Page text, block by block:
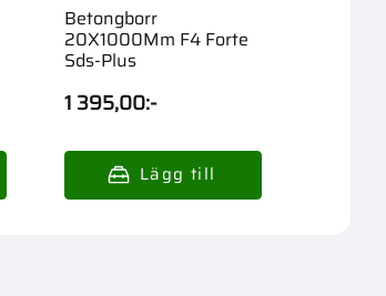
Betongborr
20X1000Mm F4 Forte
Sds-Plus
1 395,00:-